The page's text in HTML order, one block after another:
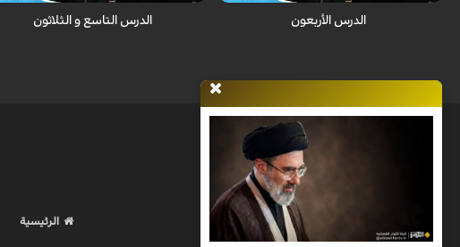
الدرس الأربعون الدرس التاسع و الثلاثون
الرئيسية